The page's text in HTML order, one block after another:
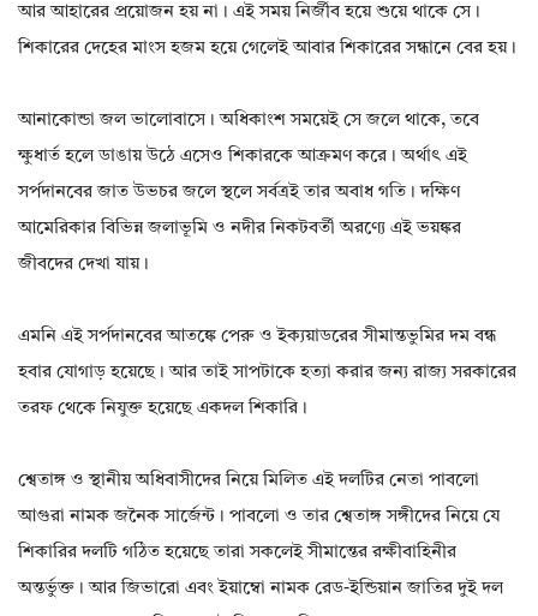
আর আহারের প্রয়োজন হয় না। এই সময় নির্জীব হয়ে শুয়ে থাকে সে।
শিকারের দেহের মাংস হজম হয়ে গেলেই আবার শিকারের সন্ধানে বের হয়।
আনাকোন্ডা জল ভালোবাসে। অধিকাংশ সময়েই সে জলে থাকে, তবে
ক্ষুধার্ত হলে ডাঙায় উঠে এসেও শিকারকে আক্রমণ করে। অর্থাৎ এই
সর্পদানবের জাত উভচর জলে স্থলে সর্বত্রই তার অবাধ গতি। দক্ষিণ
আমেরিকার বিভিন্ন জলাভূমি ও নদীর নিকটবর্তী অরণ্যে এই ভয়ঙ্কর
জীবদের দেখা যায়।
এমনি এই সর্পদানবের আতঙ্কে পেরু ও ইক্যয়াডরের সীমান্তভুমির দম বন্ধ
হবার যোগাড় হয়েছে। আর তাই সাপটাকে হত্যা করার জন্য রাজ্য সরকারের
তরফ থেকে নিযুক্ত হয়েছে একদল শিকারি।
শ্বেতাঙ্গ ও স্থানীয় অধিবাসীদের নিয়ে মিলিত এই দলটির নেতা পাবলো
আগুরা নামক জনৈক সার্জেন্ট। পাবলো ও তার শ্বেতাঙ্গ সঙ্গীদের নিয়ে যে
শিকারির দলটি গঠিত হয়েছে তারা সকলেই সীমান্তের রক্ষীবাহিনীর
অন্তর্ভুক্ত। আর জিভারো এবং ইয়াম্বো নামক রেড-ইন্ডিয়ান জাতির দুই দল